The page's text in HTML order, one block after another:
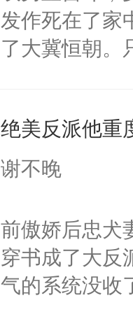
点脑袋，看着
常见问题一：
教科书版：“
母的微笑：“
留看着面前
人，突然醒悟
卫天还没亮，
腰：“陛下，
不好了！”“那
发作死在了家
了大冀恒朝。
惜被人暗害，
绝。主神知晓
朝，一个从未
为三种性别。
构与男子相同
了一颗红色
绝美反派他重
谢不晚
前傲娇后忠犬
穿书成了大反
气的系统没收